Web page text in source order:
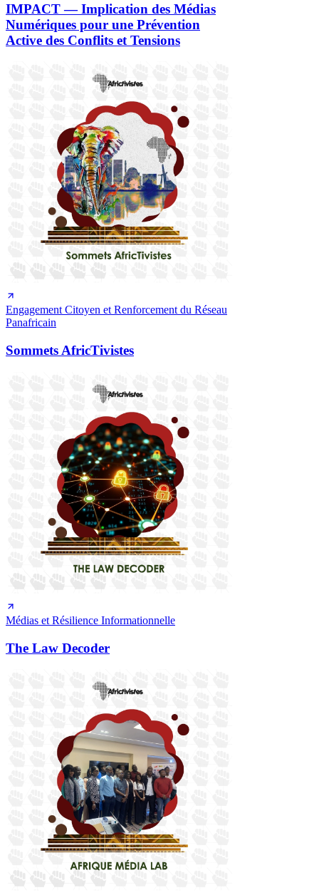
IMPACT — Implication des Médias
Numériques pour une Prévention
Active des Conflits et Tensions
Engagement Citoyen et Renforcement du Réseau
Panafricain
Sommets AfricTivistes
Médias et Résilience Informationnelle
The Law Decoder